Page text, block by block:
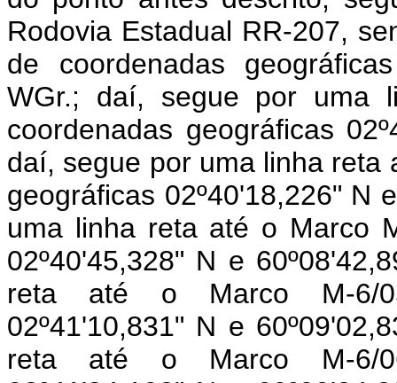
Rodovia Estadual RR-207,
de coordenadas
WGr.; daí, segue por uma
coordenadas geográficas
daí, segue por uma linha reta
geográficas 02º40'18,226" N
uma linha reta até o Marco
02º40'45,328" N e
reta até o Marco M-6/
02º41'10,831" N e
reta até o Marco M-6/